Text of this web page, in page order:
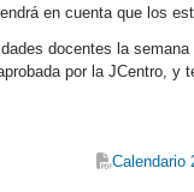
en cuenta que los
docentes la
por la JCentro, y
Calendario